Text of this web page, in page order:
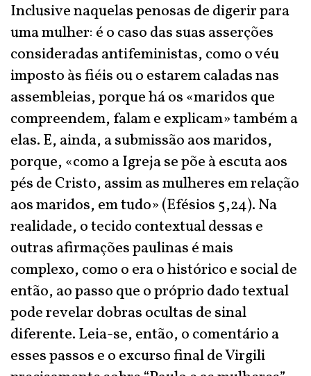
Inclusive naquelas penosas de digerir para
uma mulher: é o caso das suas asserções
consideradas antifeministas, como o véu
imposto às fiéis ou o estarem caladas nas
assembleias, porque há os «maridos que
compreendem, falam e explicam» também a
elas. E, ainda, a submissão aos maridos,
porque, «como a Igreja se põe à escuta aos
pés de Cristo, assim as mulheres em relação
aos maridos, em tudo» (Efésios 5,24). Na
realidade, o tecido contextual dessas e
outras afirmações paulinas é mais
complexo, como o era o histórico e social de
então, ao passo que o próprio dado textual
pode revelar dobras ocultas de sinal
diferente. Leia-se, então, o comentário a
esses passos e o excurso final de Virgili